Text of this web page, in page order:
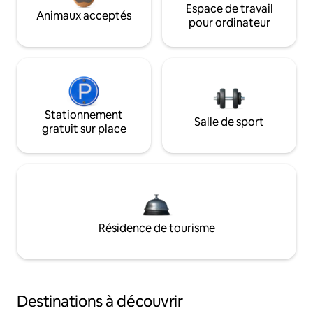
Animaux acceptés
Espace de travail
pour ordinateur
Stationnement
gratuit sur place
Salle de sport
Résidence de tourisme
Destinations à découvrir